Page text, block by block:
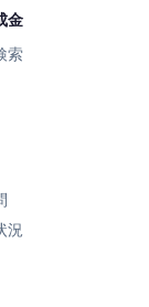
金
索
況